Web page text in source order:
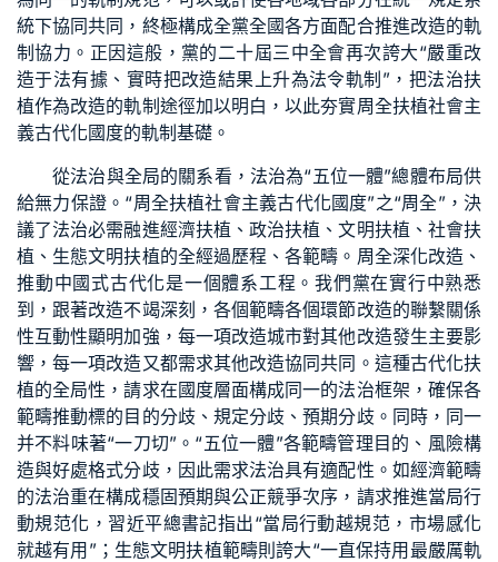
統下協同共同，終極構成全黨全國各方面配合推進改造的軌
制協力。正因這般，黨的二十屆三中全會再次誇大“嚴重改
造于法有據、實時把改造結果上升為法令軌制”，把法治扶
植作為改造的軌制途徑加以明白，以此夯實周全扶植社會主
義古代化國度的軌制基礎。
從法治與全局的關系看，法治為“五位一體”總體布局供
給無力保證。“周全扶植社會主義古代化國度”之“周全”，決
議了法治必需融進經濟扶植、政治扶植、文明扶植、社會扶
植、生態文明扶植的全經過歷程、各範疇。周全深化改造、
推動中國式古代化是一個體系工程。我們黨在實行中熟悉
到，跟著改造不竭深刻，各個範疇各個環節改造的聯繫關係
性互動性顯明加強，每一項改造城市對其他改造發生主要影
響，每一項改造又都需求其他改造協同共同。這種古代化扶
植的全局性，請求在國度層面構成同一的法治框架，確保各
範疇推動標的目的分歧、規定分歧、預期分歧。同時，同一
并不料味著“一刀切”。“五位一體”各範疇管理目的、風險構
造與好處格式分歧，因此需求法治具有適配性。如經濟範疇
的法治重在構成穩固預期與公正競爭次序，請求推進當局行
動規范化，習近平總書記指出“當局行動越規范，市場感化
就越有用”；生態文明扶植範疇則誇大“一直保持用最嚴厲軌